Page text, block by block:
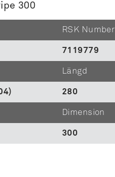
300
RSK Number
7119779
Längd
280
Dimension
300